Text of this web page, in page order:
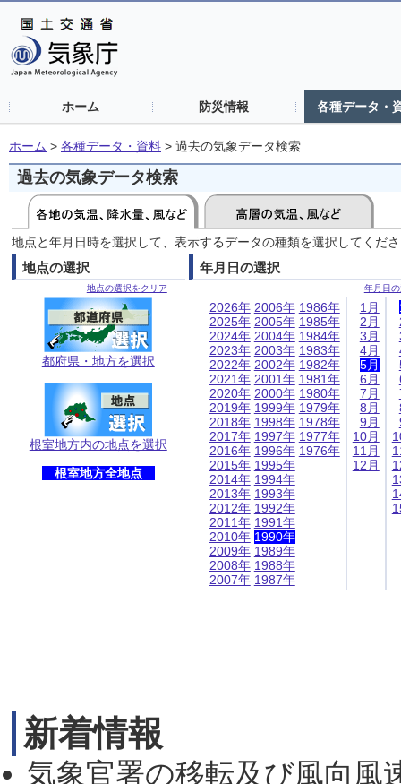
ホーム 防災情報 各種データ・
ホーム > 各種データ・資料 > 過去の気象データ検索
過去の気象データ検索
地点と年月日時を選択して、表示するデータの種類を選択してくだ
地点の選択
地点の選択をクリア
都府県・地方を選択
根室地方内の地点を選択
根室地方全地点
年月日の選択
年月日
2026年
2025年
2024年
2023年
2022年
2021年
2020年
2019年
2018年
2017年
2016年
2015年
2014年
2013年
2012年
2011年
2010年
2009年
2008年
2007年
2006年
2005年
2004年
2003年
2002年
2001年
2000年
1999年
1998年
1997年
1996年
1995年
1994年
1993年
1992年
1991年
1990年
1989年
1988年
1987年
1986年
1985年
1984年
1983年
1982年
1981年
1980年
1979年
1978年
1977年
1976年
1月
2月
3月
4月
5月
6月
7月
8月
9月
10月
11月
12月
新着情報
気象官署の移転及び風向風